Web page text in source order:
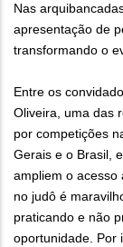
Nas
apresentação de
transformando o
Entre os
Oliveira, uma das
por competições
Gerais e o Brasil,
ampliem o acesso
no judô é
praticando e não
oportunidade. Por